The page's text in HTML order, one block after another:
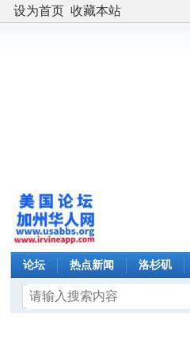
设为首页 收藏本站
论坛 热点新闻 洛杉矶